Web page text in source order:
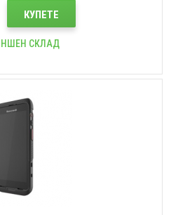
КУПЕТЕ
СКЛАД